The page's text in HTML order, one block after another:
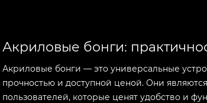
Акриловые бонги:
Акриловые бонги — это универсальные
прочностью и доступной ценой. Они
пользователей, которые ценят удобство и